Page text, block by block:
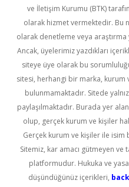
ve İletişim Kurumu (BTK)
olarak hizmet vermektedir. Bu
olarak denetleme veya
Ancak, üyelerimiz yazdıkları
siteye üye olarak bu
sitesi, herhangi bir marka, kurum
bulunmamaktadır. Sitede
paylaşılmaktadır. Burada yer
olup, gerçek kurum ve kişiler
Gerçek kurum ve kişiler ile
Sitemiz, kar amacı gütmeyen
platformudur. Hukuka ve
düşündüğünüz içerikleri,